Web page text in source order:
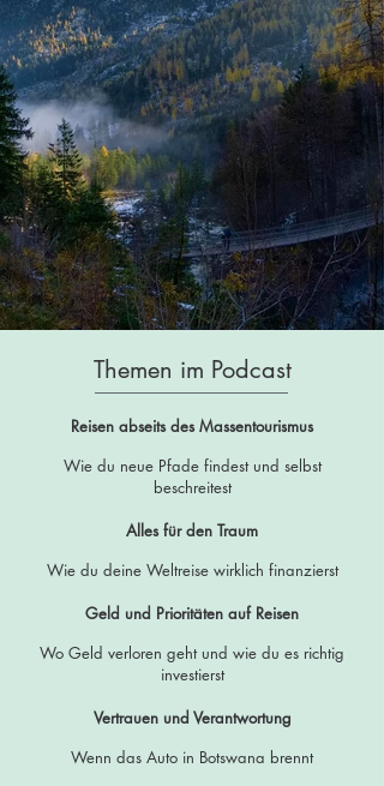
Themen im Podcast
Reisen abseits des Massentourismus
Wie du neue Pfade findest und selbst
beschreitest
Alles für den Traum
Wie du deine Weltreise wirklich finanzierst
Geld und Prioritäten auf Reisen
Wo Geld verloren geht und wie du es richtig
investierst
Vertrauen und Verantwortung
Wenn das Auto in Botswana brennt